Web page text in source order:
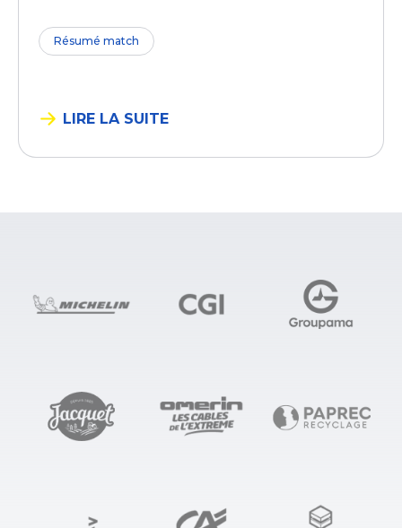
Résumé match
LIRE LA SUITE